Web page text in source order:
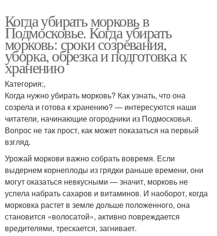
Когда убирать морковь в
Подмосковье. Когда убирать
морковь: сроки созревания,
уборка, обрезка и подготовка к
хранению
Категория:,
Когда нужно убирать морковь? Как узнать, что она
созрела и готова к хранению? — интересуются наши
читатели, начинающие огородники из Подмосковья.
Вопрос не так прост, как может показаться на первый
взгляд.
Урожай моркови важно собрать вовремя. Если
выдернем корнеплоды из грядки раньше времени, они
могут оказаться невкусными — значит, морковь не
успела набрать сахаров и витаминов. И наоборот, когда
морковка растет в земле дольше положенного, она
становится «волосатой», активно повреждается
вредителями, трескается, загнивает.